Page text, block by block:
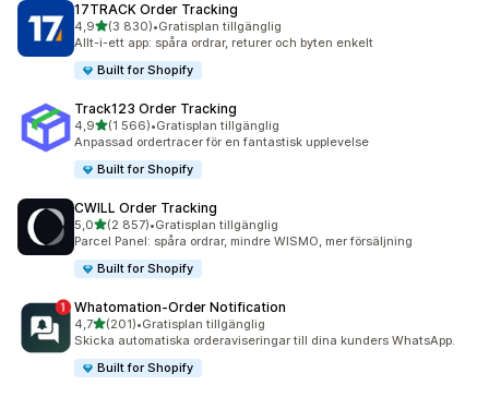
17TRACK Order Tracking
4,9av 5 stjärnor
(3 830)
3830 recensioner totalt
•Gratisplan tillgänglig
Allt-i-ett app: spåra ordrar, returer och byten enkelt
Built for Shopify
Track123 Order Tracking
4,9av 5 stjärnor
(1 566)
1566 recensioner totalt
•Gratisplan tillgänglig
Anpassad ordertracer för en fantastisk upplevelse
Built for Shopify
CWILL Order Tracking
5,0av 5 stjärnor
(2 857)
2857 recensioner totalt
•Gratisplan tillgänglig
Parcel Panel: spåra ordrar, mindre WISMO, mer försäljning
Built for Shopify
Whatomation‑Order Notification
4,7av 5 stjärnor
(201)
201 recensioner totalt
•Gratisplan tillgänglig
Skicka automatiska orderaviseringar till dina kunders WhatsApp.
Built for Shopify